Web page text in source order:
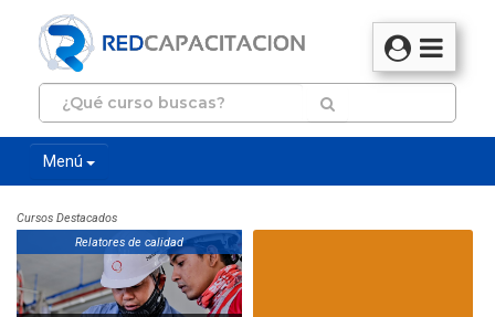
Menú
Cursos Destacados
Relatores de calidad